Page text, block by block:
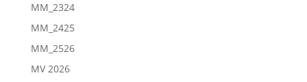
MM_2324
MM_2425
MM_2526
MV 2026